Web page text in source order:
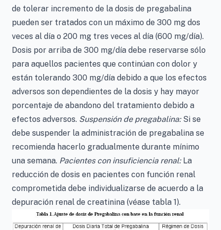
de tolerar incremento de la dosis de pregabalina
pueden ser tratados con un máximo de 300 mg dos
veces al día o 200 mg tres veces al día (600 mg/día).
Dosis por arriba de 300 mg/día debe reservarse sólo
para aquellos pacientes que continúan con dolor y
están tolerando 300 mg/día debido a que los efectos
adversos son dependientes de la dosis y hay mayor
porcentaje de abandono del tratamiento debido a
efectos adversos. Suspensión de pregabalina:Si se
debe suspender la administración de pregabalina se
recomienda hacerlo gradualmente durante mínimo
una semana. Pacientes con insuficiencia renal:La
reducción de dosis en pacientes con función renal
comprometida debe individualizarse de acuerdo a la
depuración renal de creatinina (véase tabla 1).